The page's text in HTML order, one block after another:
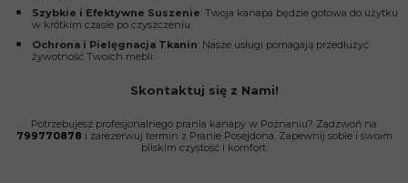
Skontaktuj się z Nami!
Szybkie i Efektywne Suszenie: Twoja kanapa będzie gotowa do użytku
w krótkim czasie po czyszczeniu.
Ochrona i Pielęgnacja Tkanin: Nasze usługi pomagają przedłużyć
żywotność Twoich mebli.
Potrzebujesz profesjonalnego prania kanapy w Poznaniu? Zadzwoń na
799770878 i zarezerwuj termin z Pranie Posejdona. Zapewnij sobie i swoim
bliskim czystość i komfort.